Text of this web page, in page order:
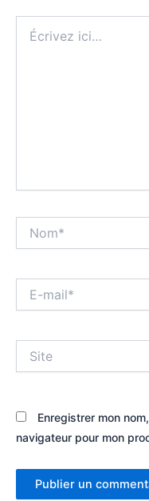
ici…
mail*
Enregistrer mon
navigateur pour mon